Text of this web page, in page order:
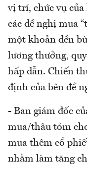
vị trí, chức vụ
các đề nghị mua
một khoản đền
lương thưởng,
hấp dẫn. Chiến
định của bên đề
- Ban giám đốc
mua/thâu tóm
mua thêm cổ
nhằm làm tăng